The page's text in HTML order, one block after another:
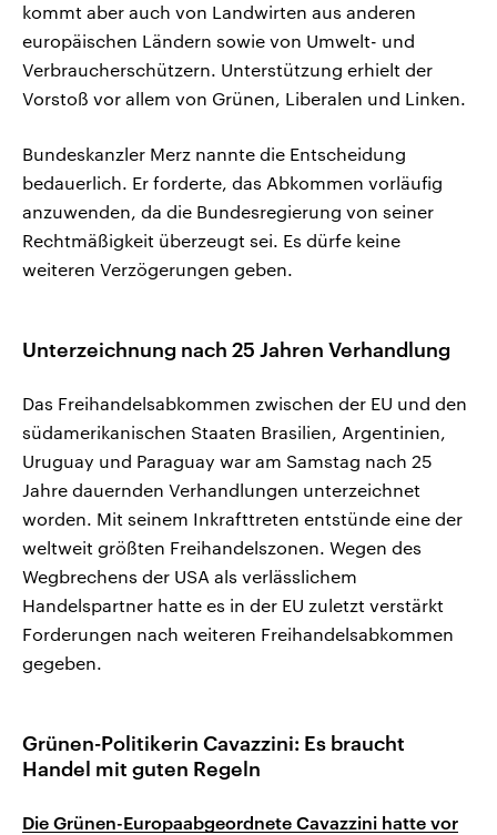
kommt aber auch von Landwirten aus anderen
europäischen Ländern sowie von Umwelt- und
Verbraucherschützern. Unterstützung erhielt der
Vorstoß vor allem von Grünen, Liberalen und Linken.
Bundeskanzler Merz nannte die Entscheidung
bedauerlich. Er forderte, das Abkommen vorläufig
anzuwenden, da die Bundesregierung von seiner
Rechtmäßigkeit überzeugt sei. Es dürfe keine
weiteren Verzögerungen geben.
Unterzeichnung nach 25 Jahren Verhandlung
Das Freihandelsabkommen zwischen der EU und den
südamerikanischen Staaten Brasilien, Argentinien,
Uruguay und Paraguay war am Samstag nach 25
Jahre dauernden Verhandlungen unterzeichnet
worden. Mit seinem Inkrafttreten entstünde eine der
weltweit größten Freihandelszonen. Wegen des
Wegbrechens der USA als verlässlichem
Handelspartner hatte es in der EU zuletzt verstärkt
Forderungen nach weiteren Freihandelsabkommen
gegeben.
Grünen-Politikerin Cavazzini: Es braucht
Handel mit guten Regeln
Die Grünen-Europaabgeordnete Cavazzini hatte vor